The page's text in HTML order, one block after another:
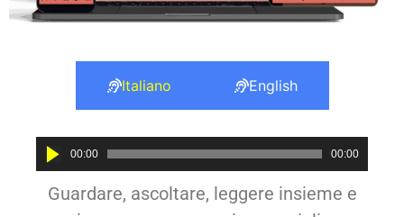
Italiano English
Audio00:00 00:00
Guardare, ascoltare, leggere insieme e